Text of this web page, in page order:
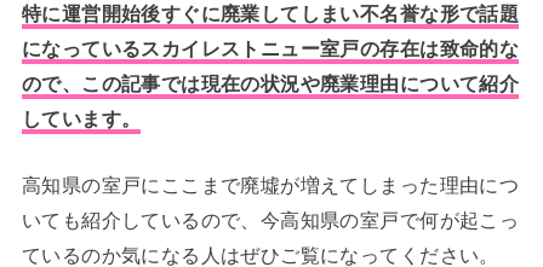
特に運営開始後すぐに廃業してしまい不名誉な形で話題
になっているスカイレストニュー室戸の存在は致命的な
ので、この記事では現在の状況や廃業理由について紹介
しています。
高知県の室戸にここまで廃墟が増えてしまった理由につ
いても紹介しているので、今高知県の室戸で何が起こっ
ているのか気になる人はぜひご覧になってください。